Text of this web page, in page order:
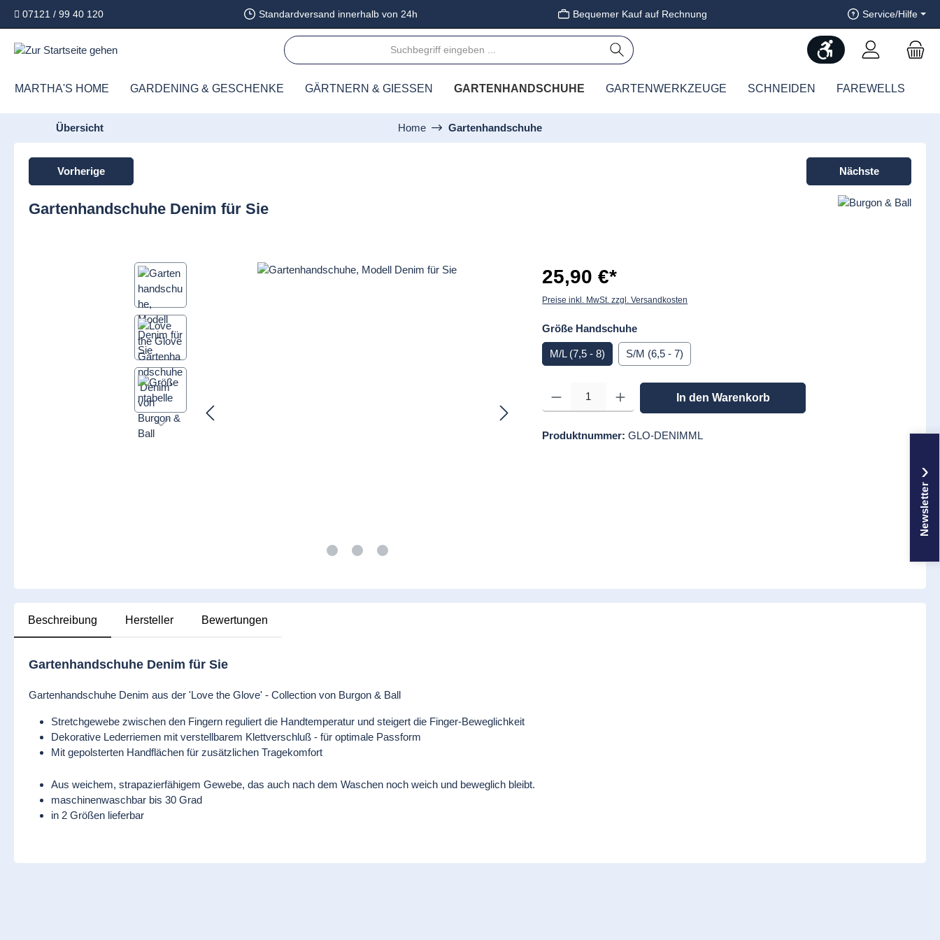
Zur Hauptnavigation springen
07121 / 99 40 120 Standardversand innerhalb von 24h Bequemer Kauf auf Rechnung Service/Hilfe
Werkzeugleiste
MARTHA'S HOME GARDENING & GESCHENKE GÄRTNERN & GIESSEN GARTENHANDSCHUHE GARTENWERKZEUGE SCHNEIDEN FAREWELLS
Übersicht Home Gartenhandschuhe
Vorherige Nächste
Gartenhandschuhe Denim für Sie
Bildergalerie überspringen 25,90 €*
Preise inkl. MwSt. zzgl. Versandkosten
Größe Handschuheauswählen
M/L (7,5 - 8) S/M (6,5 - 7)
Produkt Anzahl: Gib den gewünschten Wert ein oder benutze die Schaltflächen um die Anzahl zu
In den Warenkorb
Produktnummer:GLO-DENIMML
Beschreibung Hersteller Bewertungen
Gartenhandschuhe Denim für Sie
Gartenhandschuhe Denim aus der 'Love the Glove' - Collection von Burgon & Ball
Stretchgewebe zwischen den Fingern reguliert die Handtemperatur und steigert die Finger-Beweglichkeit
Dekorative Lederriemen mit verstellbarem Klettverschluß - für optimale Passform
Mit gepolsterten Handflächen für zusätzlichen Tragekomfort
Aus weichem, strapazierfähigem Gewebe, das auch nach dem Waschen noch weich und beweglich bleibt.
maschinenwaschbar bis 30 Grad
in 2 Größen lieferbar
›
Newsletter